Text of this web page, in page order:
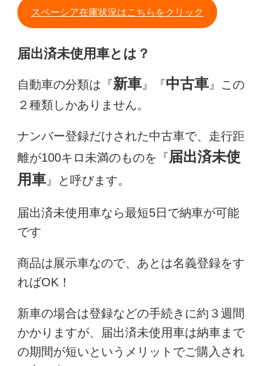
スペーシア在庫状況はこちらをクリック
届出済未使用車とは？
自動車の分類は『新車 』『中古車 』この
２種類しかありません。
ナンバー登録だけされた中古車で、走行距
離が100キロ未満のものを『届出済未使
用車 』と呼びます。
届出済未使用車なら最短5日で納車が可能
です
商品は展示車なので、あとは名義登録をす
ればOK！
新車の場合は登録などの手続きに約３週間
かかりますが、届出済未使用車は納車まで
の期間が短いというメリットでご購入され